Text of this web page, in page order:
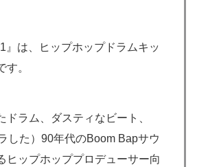
』は、ヒップホップドラムキッ
す。
ドラム、ダスティなビート、
した）90年代のBoom Bapサウ
ヒップホッププロデューサー向